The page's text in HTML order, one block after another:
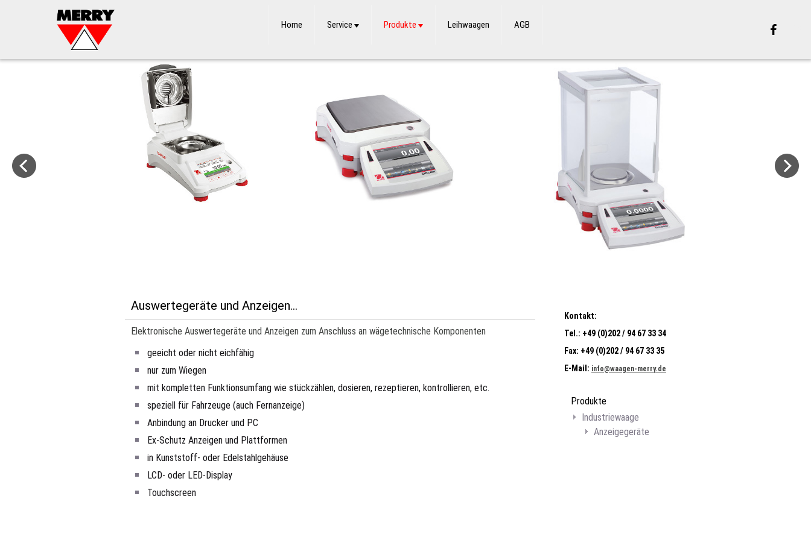
Home Service Produkte Leihwaagen AGB
Auswertegeräte und Anzeigen...
Elektronische Auswertegeräte und Anzeigen zum Anschluss an wägetechnische Komponenten
geeicht oder nicht eichfähig
nur zum Wiegen
mit kompletten Funktionsumfang wie stückzählen, dosieren, rezeptieren, kontrollieren, etc.
speziell für Fahrzeuge (auch Fernanzeige)
Anbindung an Drucker und PC
Ex-Schutz Anzeigen und Plattformen
in Kunststoff- oder Edelstahlgehäuse
LCD- oder LED-Display
Touchscreen
Kontakt:
Tel.: +49 (0)202 / 94 67 33 34
Fax: +49 (0)202 / 94 67 33 35
E-Mail: info@waagen-merry.de
Produkte
Industriewaage
Anzeigegeräte